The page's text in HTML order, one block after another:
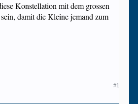
Konstellation mit dem grossen
damit die Kleine jemand zum
#1